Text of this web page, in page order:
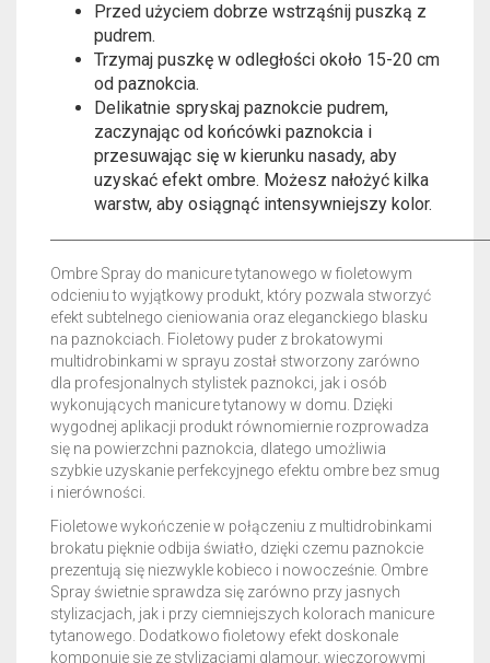
Przed użyciem dobrze wstrząśnij puszką z
pudrem.
Trzymaj puszkę w odległości około 15-20 cm
od paznokcia.
Delikatnie spryskaj paznokcie pudrem,
zaczynając od końcówki paznokcia i
przesuwając się w kierunku nasady, aby
uzyskać efekt ombre. Możesz nałożyć kilka
warstw, aby osiągnąć intensywniejszy kolor.
Ombre Spray do manicure tytanowego w fioletowym
odcieniu to wyjątkowy produkt, który pozwala stworzyć
efekt subtelnego cieniowania oraz eleganckiego blasku
na paznokciach. Fioletowy puder z brokatowymi
multidrobinkami w sprayu został stworzony zarówno
dla profesjonalnych stylistek paznokci, jak i osób
wykonujących manicure tytanowy w domu. Dzięki
wygodnej aplikacji produkt równomiernie rozprowadza
się na powierzchni paznokcia, dlatego umożliwia
szybkie uzyskanie perfekcyjnego efektu ombre bez smug
i nierówności.
Fioletowe wykończenie w połączeniu z multidrobinkami
brokatu pięknie odbija światło, dzięki czemu paznokcie
prezentują się niezwykle kobieco i nowocześnie. Ombre
Spray świetnie sprawdza się zarówno przy jasnych
stylizacjach, jak i przy ciemniejszych kolorach manicure
tytanowego. Dodatkowo fioletowy efekt doskonale
komponuje się ze stylizacjami glamour, wieczorowymi